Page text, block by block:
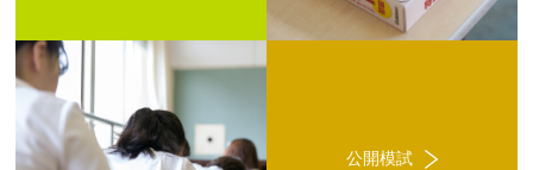
公開模試